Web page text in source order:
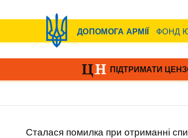
Сталася помилка при отриманні